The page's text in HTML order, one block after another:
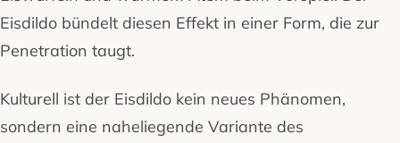
Eisdildo bündelt diesen Effekt in einer Form, die zur
Penetration taugt.
Kulturell ist der Eisdildo kein neues Phänomen,
sondern eine naheliegende Variante des